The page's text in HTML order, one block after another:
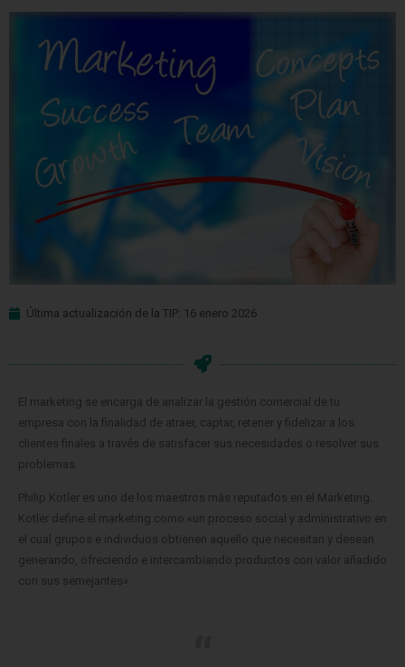
Última actualización de la TIP: 16 enero 2026
El marketing se encarga de analizar la gestión comercial de tu
empresa con la finalidad de atraer, captar, retener y fidelizar a los
clientes finales a través de satisfacer sus necesidades o resolver sus
problemas.
Philip Kotler es uno de los maestros más reputados en el Marketing.
Kotler define el marketing como «un proceso social y administrativo en
el cual grupos e individuos obtienen aquello que necesitan y desean
generando, ofreciendo e intercambiando productos con valor añadido
con sus semejantes».